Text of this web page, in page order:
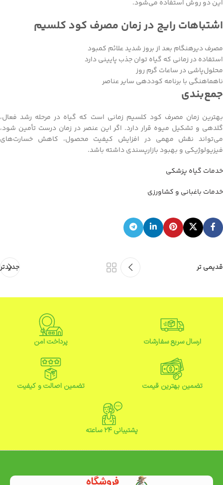
این دو روش استفاده می‌شود.
اشتباهات رایج در زمان مصرف کود کلسیم
مصرف دیرهنگام بعد از بروز شدید علائم کمبود
استفاده در زمانی که گیاه توان جذب پایینی دارد
محلول‌پاشی در ساعات گرم روز
ناهماهنگی با برنامه کوددهی سایر عناصر
جمع‌بندی
بهترین زمان مصرف کود کلسیم زمانی است که گیاه در مرحله رشد فعال،
گلدهی و تشکیل میوه قرار دارد. اگر این عنصر در زمان درست تأمین شود،
می‌تواند نقش مهمی در افزایش کیفیت محصول، کاهش خسارت‌های
فیزیولوژیکی و بهبود بازارپسندی داشته باشد.
خدمات گیاه پزشکی
خدمات باغبانی و کشاورزی
جدیدتر قدیمی تر
ارسال سریع سفارشات پرداخت امن
تضمین بهترین قیمت تضمین اصالت و کیفیت
پشتیبانی ۲۴ ساعته